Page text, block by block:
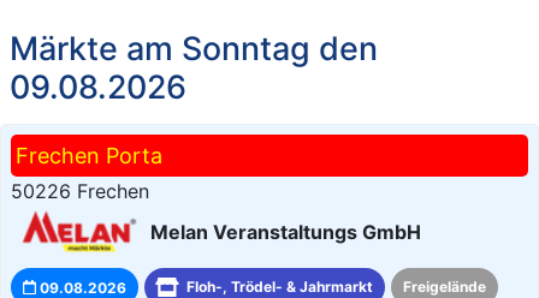
Märkte am Sonntag den
09.08.2026
Frechen Porta
50226 Frechen
Melan Veranstaltungs GmbH
09.08.2026 Floh-, Trödel- & Jahrmarkt Freigelände